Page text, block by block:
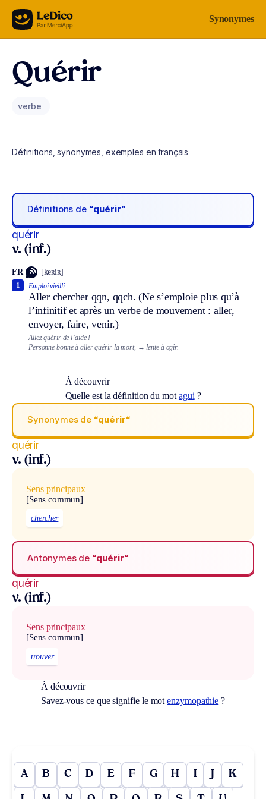
Aller au contenu Synonymes
Quérir
verbe
Définitions, synonymes, exemples en français
Définitions de “quérir“
quérir
v. (inf.)
FR [keʀiʀ]
Emploi vieilli.
Aller chercher qqn, qqch. (Ne s’emploie plus qu’à
l’infinitif et après un verbe de mouvement : aller,
envoyer, faire, venir.)
1
Allez quérir de l’aide !
Personne bonne à aller quérir la mort, → lente à agir.
À découvrir
Quelle est la définition du mot agui ?
Synonymes de “quérir“
quérir
v. (inf.)
Sens principaux
[Sens commun]
chercher
Antonymes de “quérir“
quérir
v. (inf.)
Sens principaux
[Sens commun]
trouver
À découvrir
Savez-vous ce que signifie le motenzymopathie ?
A B C D E F G H I J K